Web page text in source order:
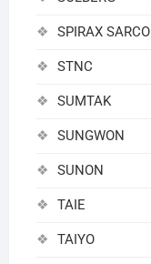
SPIRAX SARCO
STNC
SUMTAK
SUNGWON
SUNON
TAIE
TAIYO